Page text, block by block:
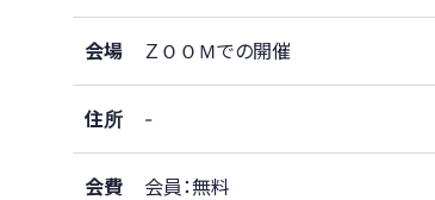
会場 ＺＯＯＭでの開催
住所 -
会費 会員：無料